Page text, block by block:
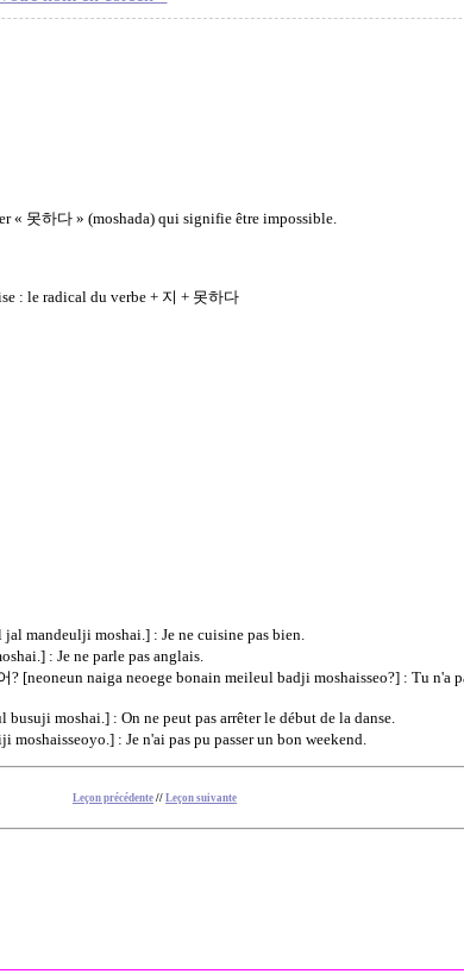
« 못하다 » (moshada) qui signifie être impossible.
: le radical du verbe + 지 + 못하다
mandeulji moshai.] : Je ne cuisine pas bien.
: Je ne parle pas anglais.
[neoneun naiga neoege bonain meileul badji moshaisseo?] : Tu n'a
moshai.] : On ne peut pas arrêter le début de la danse.
: Je n'ai pas pu passer un bon weekend.
Leçon précédente // Leçon suivante